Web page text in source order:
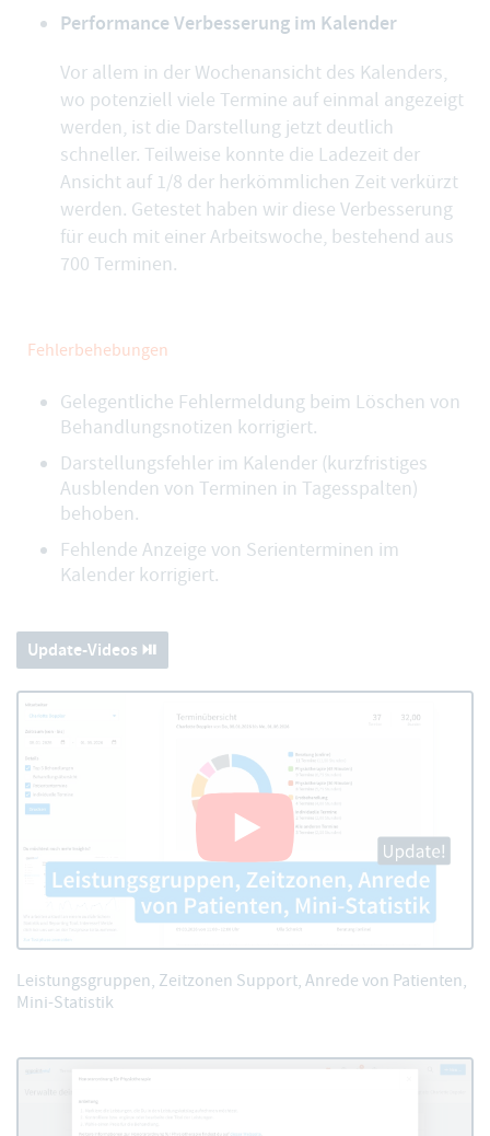
Performance Verbesserung im Kalender
Vor allem in der Wochenansicht des Kalenders,
wo potenziell viele Termine auf einmal angezeigt
werden, ist die Darstellung jetzt deutlich
schneller. Teilweise konnte die Ladezeit der
Ansicht auf 1/8 der herkömmlichen Zeit verkürzt
werden. Getestet haben wir diese Verbesserung
für euch mit einer Arbeitswoche, bestehend aus
700 Terminen.
Fehlerbehebungen
Gelegentliche Fehlermeldung beim Löschen von
Behandlungsnotizen korrigiert.
Darstellungsfehler im Kalender (kurzfristiges
Ausblenden von Terminen in Tagesspalten)
behoben.
Fehlende Anzeige von Serienterminen im
Kalender korrigiert.
Update-Videos ⏯️
Leistungsgruppen, Zeitzonen Support, Anrede von Patienten,
Mini-Statistik